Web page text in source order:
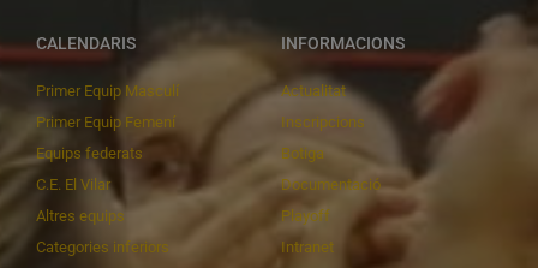
CALENDARIS
Primer Equip Masculí
Primer Equip Femení
Equips federats
C.E. El Vilar
Altres equips
Categories inferiors
INFORMACIONS
Actualitat
Inscripcions
Botiga
Documentació
Playoff
Intranet